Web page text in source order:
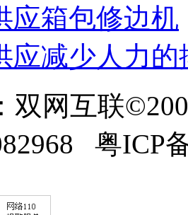
应箱包修边机
应减少人力的
双网互联
粤ICP